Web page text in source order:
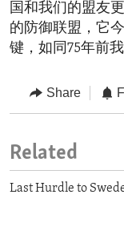
国和我们的盟友
的防御联盟，它
键，如同75年前
Share
Related
Last Hurdle to